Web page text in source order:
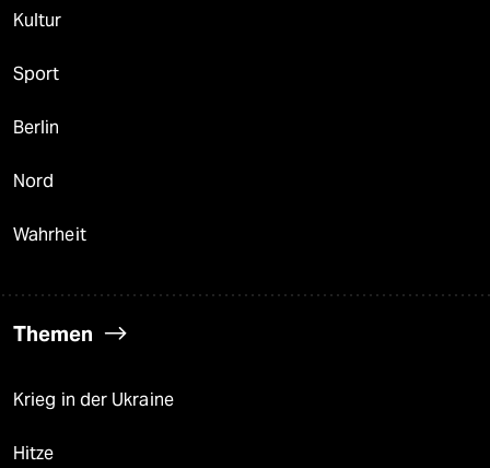
Kultur
Sport
Berlin
Nord
Wahrheit
Themen
Krieg in der Ukraine
Hitze